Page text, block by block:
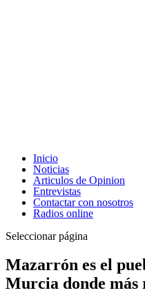
Inicio
Noticias
Articulos de Opinion
Entrevistas
Contactar con nosotros
Radios online
Seleccionar página
Mazarrón es el
Murcia donde más